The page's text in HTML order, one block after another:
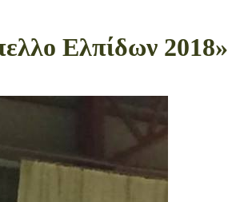
Ελπίδων 2018»